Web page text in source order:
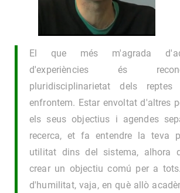
El que més m'agrada
d'experiències és
pluridisciplinarietat dels
enfrontem. Estar envoltat d'altres
els seus objectius i agendes
recerca, et fa entendre la teva
utilitat dins del sistema, alhora
crear un objectiu comú per a
d'humilitat, vaja, en què allò